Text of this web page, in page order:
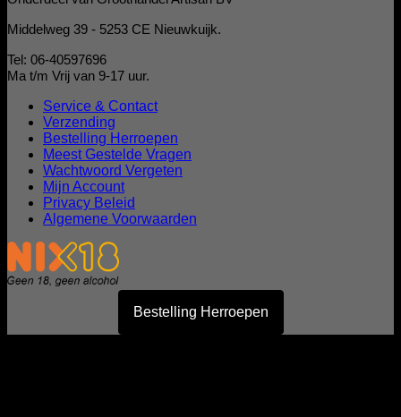
Middelweg 39 - 5253 CE Nieuwkuijk.
Tel: 06-40597696
Ma t/m Vrij van 9-17 uur.
Service & Contact
Verzending
Bestelling Herroepen
Meest Gestelde Vragen
Wachtwoord Vergeten
Mijn Account
Privacy Beleid
Algemene Voorwaarden
Bestelling Herroepen